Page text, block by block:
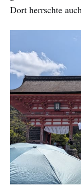
Dort herrschte